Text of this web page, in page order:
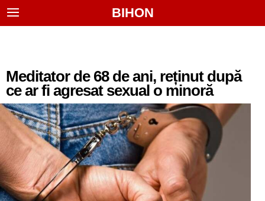
BIHON
Meditator de 68 de ani, reținut după
ce ar fi agresat sexual o minoră